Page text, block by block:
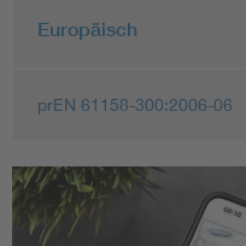
Europäisch
prEN 61158-300:2006-06